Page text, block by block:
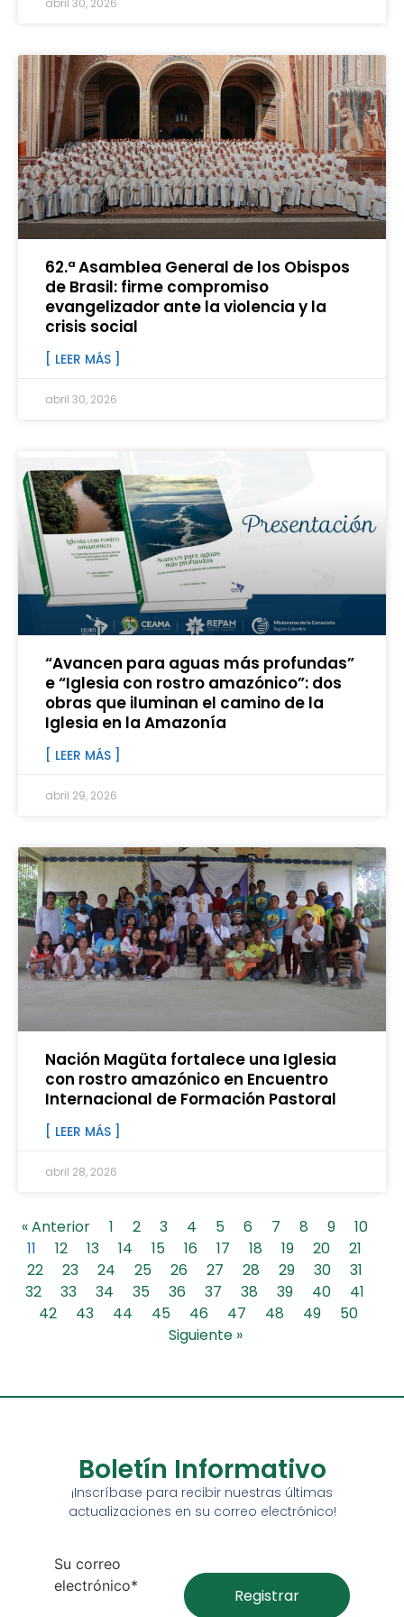
abril 30, 2026
62.ª Asamblea General de los Obispos
de Brasil: firme compromiso
evangelizador ante la violencia y la
crisis social
[ LEER MÁS ]
abril 30, 2026
“Avancen para aguas más profundas”
e “Iglesia con rostro amazónico”: dos
obras que iluminan el camino de la
Iglesia en la Amazonía
[ LEER MÁS ]
abril 29, 2026
Nación Magüta fortalece una Iglesia
con rostro amazónico en Encuentro
Internacional de Formación Pastoral
[ LEER MÁS ]
abril 28, 2026
« Anterior 1 2 3 4 5 6 7 8 9
10
11
12 13 14 15 16 17 18 19 20
21
22
23 24 25 26 27 28 29 30
31
32
33 34 35 36 37 38 39 40
41
42
43 44 45 46 47 48 49
50
Siguiente »
Boletín Informativo
¡Inscríbase para recibir nuestras últimas
actualizaciones en su correo electrónico!
Su correo
electrónico*